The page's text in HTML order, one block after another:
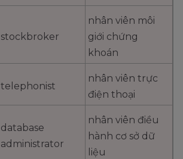
stockbroker
nhân viên môi
giới chứng
khoán
telephonist
nhân viên trực
điện thoại
database
administrator
nhân viên điều
hành cơ sở dữ
liệu